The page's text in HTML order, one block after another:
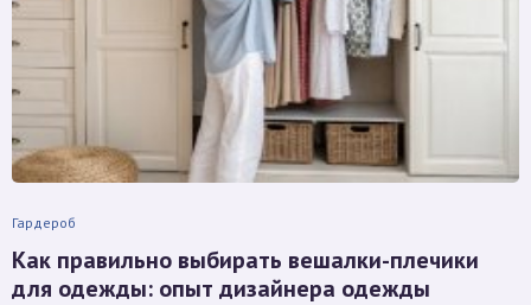
Гардероб
Как правильно выбирать вешалки-плечики
для одежды: опыт дизайнера одежды